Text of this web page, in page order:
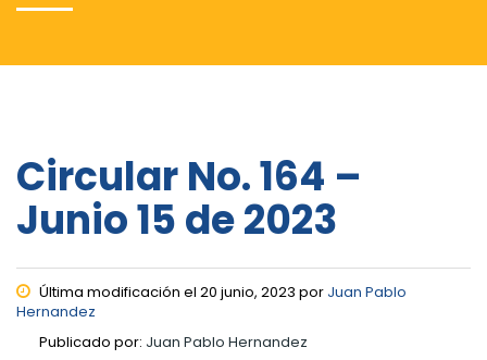
Circular No. 164 –
Junio 15 de 2023
Última modificación el 20 junio, 2023 por Juan Pablo
Hernandez
Publicado por: Juan Pablo Hernandez